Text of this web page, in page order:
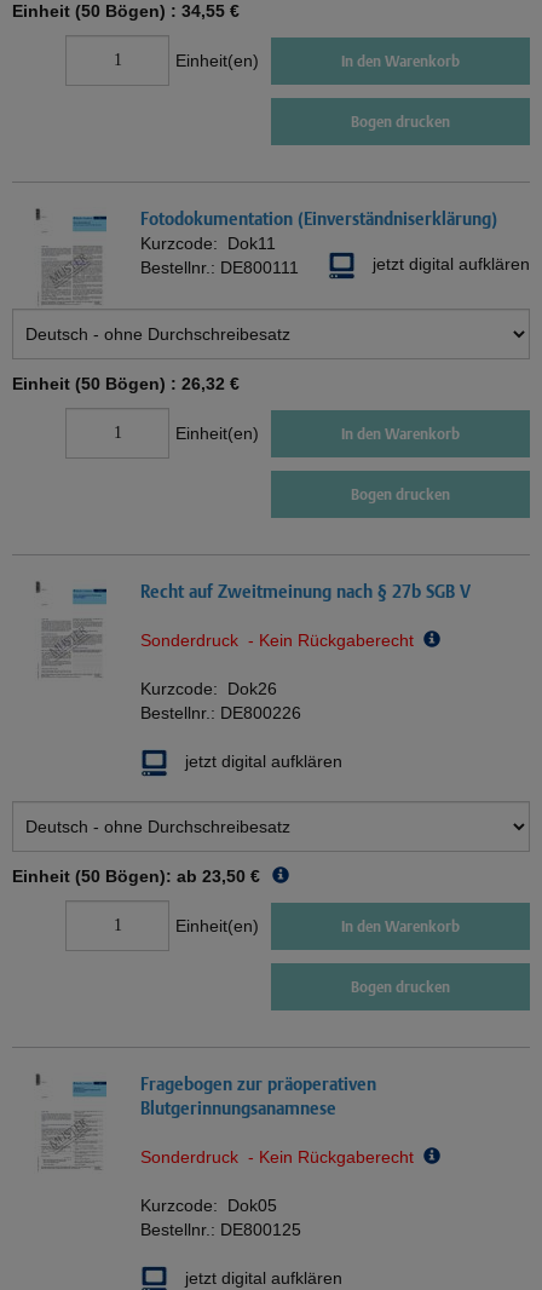
Einheit (50 Bögen) : 34,55 €
Einheit(en) In den Warenkorb
Bogen drucken
Fotodokumentation (Einverständniserklärung)
Kurzcode: Dok11
Bestellnr.: DE800111 jetzt digital aufklären
Einheit (50 Bögen) : 26,32 €
Einheit(en) In den Warenkorb
Bogen drucken
Recht auf Zweitmeinung nach § 27b SGB V
Sonderdruck - Kein Rückgaberecht
Kurzcode: Dok26
Bestellnr.: DE800226
jetzt digital aufklären
Einheit (50 Bögen): ab 23,50 €
Einheit(en) In den Warenkorb
Bogen drucken
Fragebogen zur präoperativen
Blutgerinnungsanamnese
Sonderdruck - Kein Rückgaberecht
Kurzcode: Dok05
Bestellnr.: DE800125
jetzt digital aufklären